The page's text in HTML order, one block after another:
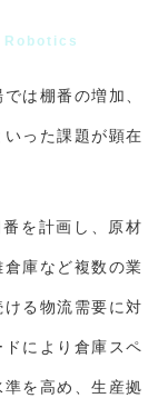
Robotics
は棚番の増加、
った課題が顕在
を計画し、原材
庫など複数の業
る物流需要に対
により倉庫スペ
を高め、生産拠